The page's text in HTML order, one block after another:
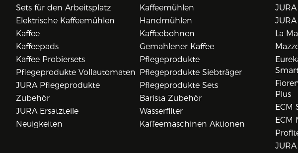
Sets für den Arbeitsplatz
Kaffeemühlen
Elektrische Kaffeemühlen
Handmühlen
Kaffee
Kaffeebohnen
Kaffeepads
Gemahlener Kaffee
Kaffee Probiersets
Pflegeprodukte
Pflegeprodukte Vollautomaten Pflegeprodukte Siebträger
JURA Pflegeprodukte
Pflegeprodukte Sets
Zubehör
Barista Zubehör
JURA Ersatzteile
Wasserfilter
Neuigkeiten
Kaffeemaschinen Aktionen
La
Plus
ECM
ECM